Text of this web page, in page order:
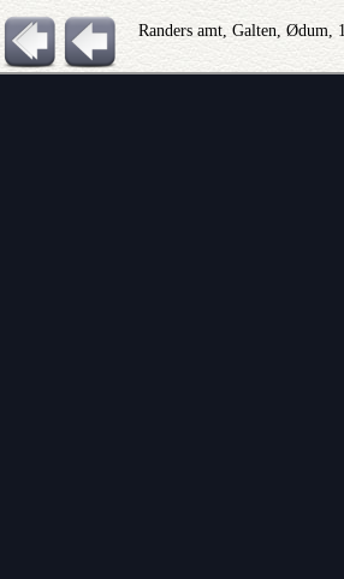
Randers amt, Galten, Ødum,